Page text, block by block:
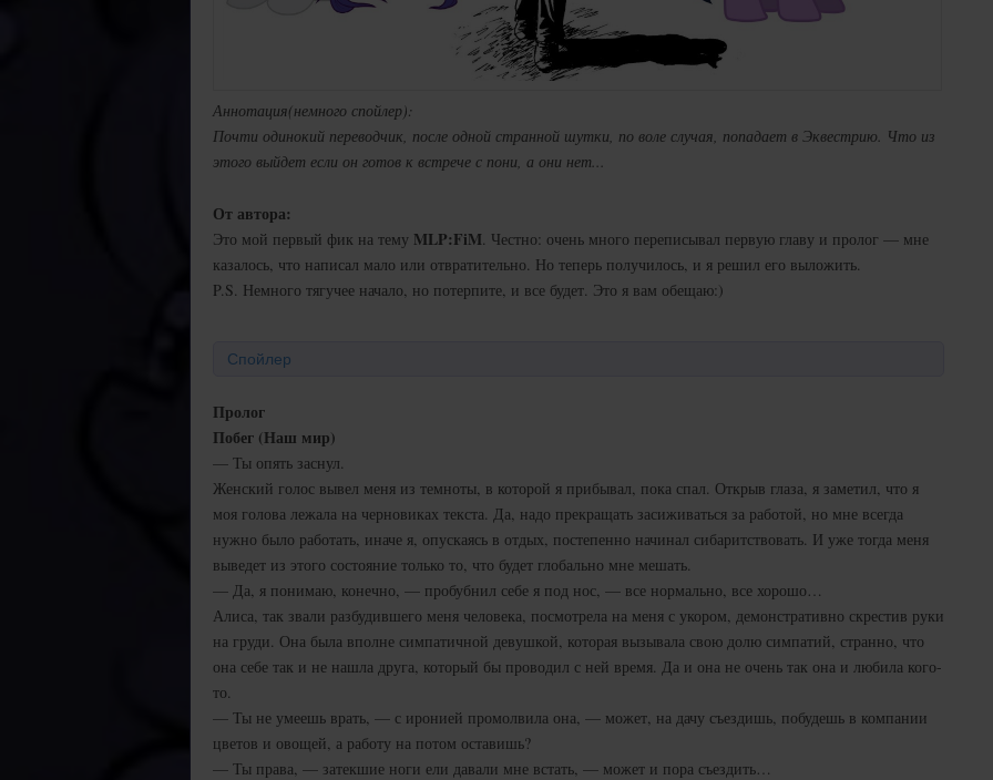
Аннотация(немного спойлер):
Почти одинокий переводчик, после одной странной шутки, по воле случая, попадает в Эквестрию. Что из
этого выйдет если он готов к встрече с пони, а они нет...
От автора:
Это мой первый фик на тему MLP:FiM . Честно: очень много переписывал первую главу и пролог — мне
казалось, что написал мало или отвратительно. Но теперь получилось, и я решил его выложить.
P.S. Немного тягучее начало, но потерпите, и все будет. Это я вам обещаю:)
Спойлер
Пролог
Побег (Наш мир)
— Ты опять заснул.
Женский голос вывел меня из темноты, в которой я прибывал, пока спал. Открыв глаза, я заметил, что я
моя голова лежала на черновиках текста. Да, надо прекращать засиживаться за работой, но мне всегда
нужно было работать, иначе я, опускаясь в отдых, постепенно начинал сибаритствовать. И уже тогда меня
выведет из этого состояние только то, что будет глобально мне мешать.
— Да, я понимаю, конечно, — пробубнил себе я под нос, — все нормально, все хорошо…
Алиса, так звали разбудившего меня человека, посмотрела на меня с укором, демонстративно скрестив руки
на груди. Она была вполне симпатичной девушкой, которая вызывала свою долю симпатий, странно, что
она себе так и не нашла друга, который бы проводил с ней время. Да и она не очень так она и любила кого-
то.
— Ты не умеешь врать, — с иронией промолвила она, — может, на дачу съездишь, побудешь в компании
цветов и овощей, а работу на потом оставишь?
— Ты права, — затекшие ноги ели давали мне встать, — может и пора съездить…